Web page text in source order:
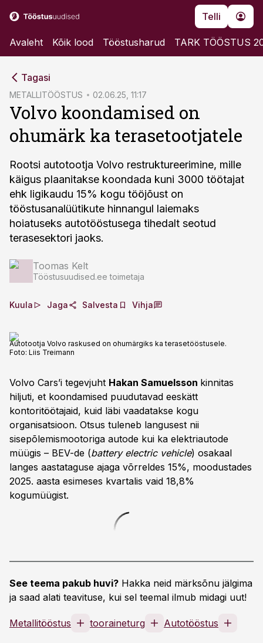
Telli
Avaleht Kõik lood Tööstusharud TARK TÖÖSTUS
Tagasi
METALLITÖÖSTUS 02.06.25, 11:17
Volvo koondamised on
ohumärk ka terasetootjatele
Rootsi autotootja Volvo restruktureerimine, mille
käigus plaanitakse koondada kuni 3000 töötajat
ehk ligikaudu 15% kogu tööjõust on
tööstusanalüütikute hinnangul laiemaks
hoiatuseks autotööstusega tihedalt seotud
terasesektori jaoks.
Toomas Kelt
Tööstusuudised.ee toimetaja
Kuula Jaga Salvesta Vihja
Autotootja Volvo raskused on ohumärgiks ka terasetööstusele.
Foto: Liis Treimann
Volvo Cars’i tegevjuht Hakan Samuelsson kinnitas
hiljuti, et koondamised puudutavad eeskätt
kontoritöötajaid, kuid läbi vaadatakse kogu
organisatsioon. Otsus tuleneb langusest nii
sisepõlemismootoriga autode kui ka elektriautode
müügis – BEV-de (battery electric vehicle) osakaal
langes aastataguse ajaga võrreldes 15%, moodustades
2025. aasta esimeses kvartalis vaid 18,8%
kogumüügist.
See teema pakub huvi? Hakka neid märksõnu jälgima
ja saad alati teavituse, kui sel teemal ilmub midagi uut!
Metallitööstus tooraineturg Autotööstus